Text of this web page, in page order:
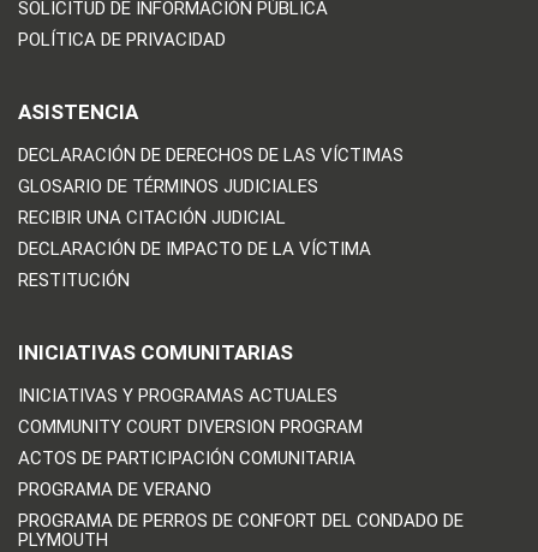
SOLICITUD DE INFORMACIÓN PÚBLICA
POLÍTICA DE PRIVACIDAD
ASISTENCIA
DECLARACIÓN DE DERECHOS DE LAS VÍCTIMAS
GLOSARIO DE TÉRMINOS JUDICIALES
RECIBIR UNA CITACIÓN JUDICIAL
DECLARACIÓN DE IMPACTO DE LA VÍCTIMA
RESTITUCIÓN
INICIATIVAS COMUNITARIAS
INICIATIVAS Y PROGRAMAS ACTUALES
COMMUNITY COURT DIVERSION PROGRAM
ACTOS DE PARTICIPACIÓN COMUNITARIA
PROGRAMA DE VERANO
PROGRAMA DE PERROS DE CONFORT DEL CONDADO DE
PLYMOUTH